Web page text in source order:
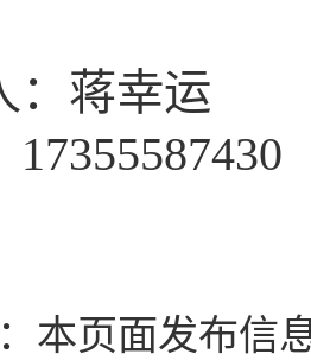
：蒋幸运
17355587430
本页面发布信